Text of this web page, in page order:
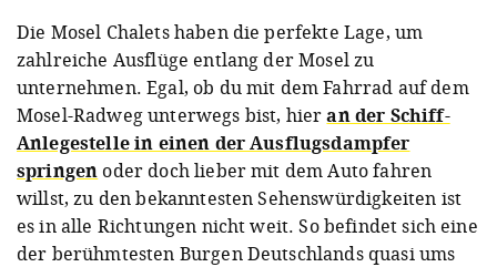
Die Mosel Chalets haben die perfekte Lage, um
zahlreiche Ausflüge entlang der Mosel zu
unternehmen. Egal, ob du mit dem Fahrrad auf dem
Mosel-Radweg unterwegs bist, hieran der Schiff-
Anlegestelle in einen der Ausflugsdampfer
springen oder doch lieber mit dem Auto fahren
willst, zu den bekanntesten Sehenswürdigkeiten ist
es in alle Richtungen nicht weit. So befindet sich eine
der berühmtesten Burgen Deutschlands quasi ums